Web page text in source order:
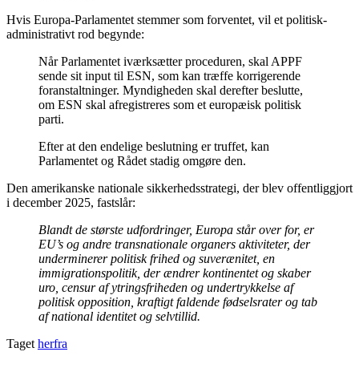
Hvis Europa-Parlamentet stemmer som forventet, vil et politisk-
administrativt rod begynde:
Når Parlamentet iværksætter proceduren, skal APPF
sende sit input til ESN, som kan træffe korrigerende
foranstaltninger. Myndigheden skal derefter beslutte,
om ESN skal afregistreres som et europæisk politisk
parti.
Efter at den endelige beslutning er truffet, kan
Parlamentet og Rådet stadig omgøre den.
Den amerikanske nationale sikkerhedsstrategi, der blev offentliggjort
i december 2025, fastslår:
Blandt de største udfordringer, Europa står over for, er
EU’s og andre transnationale organers aktiviteter, der
underminerer politisk frihed og suverænitet, en
immigrationspolitik, der ændrer kontinentet og skaber
uro, censur af ytringsfriheden og undertrykkelse af
politisk opposition, kraftigt faldende fødselsrater og tab
af national identitet og selvtillid.
Taget herfra